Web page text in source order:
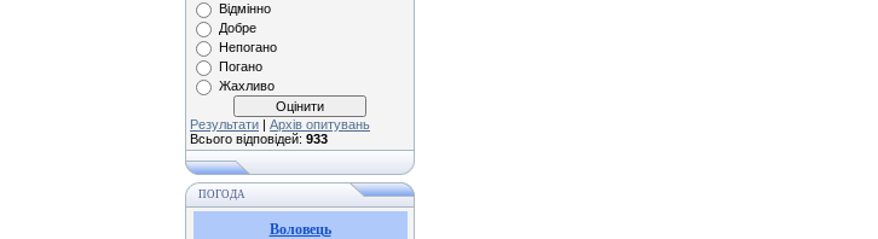
Відмінно
Добре
Непогано
Погано
Жахливо
Результати | Архів опитувань
Всього відповідей: 933
ПОГОДА
Воловець